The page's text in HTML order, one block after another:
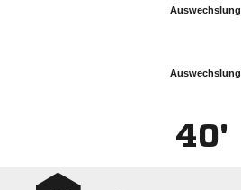
Auswechslung
Auswechslung
40'